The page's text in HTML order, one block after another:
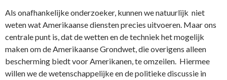
Als onafhankelijke onderzoeker, kunnen we natuurlijk niet
weten wat Amerikaanse diensten precies uitvoeren. Maar ons
centrale punt is, dat de wetten en de techniek het mogelijk
maken om de Amerikaanse Grondwet, die overigens alleen
bescherming biedt voor Amerikanen, te omzeilen. Hiermee
willen we de wetenschappelijke en de politieke discussie in